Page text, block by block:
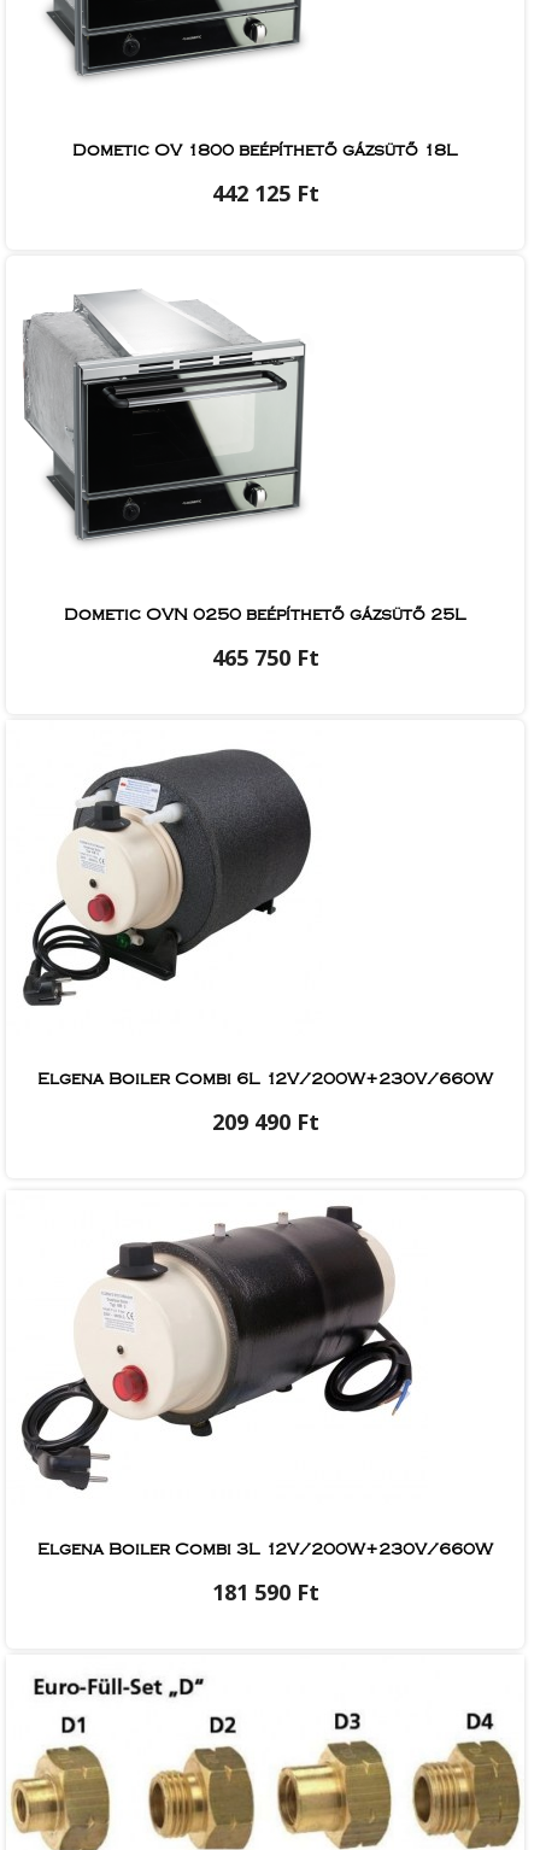
Dometic OV 1800 beépíthető gázsütő 18L
442 125 Ft
Dometic OVN 0250 beépíthető gázsütő 25L
465 750 Ft
Elgena Boiler Combi 6L 12V/200W+230V/660W
209 490 Ft
Elgena Boiler Combi 3L 12V/200W+230V/660W
181 590 Ft